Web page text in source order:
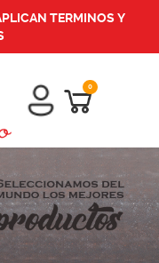
TERMINOS Y
0